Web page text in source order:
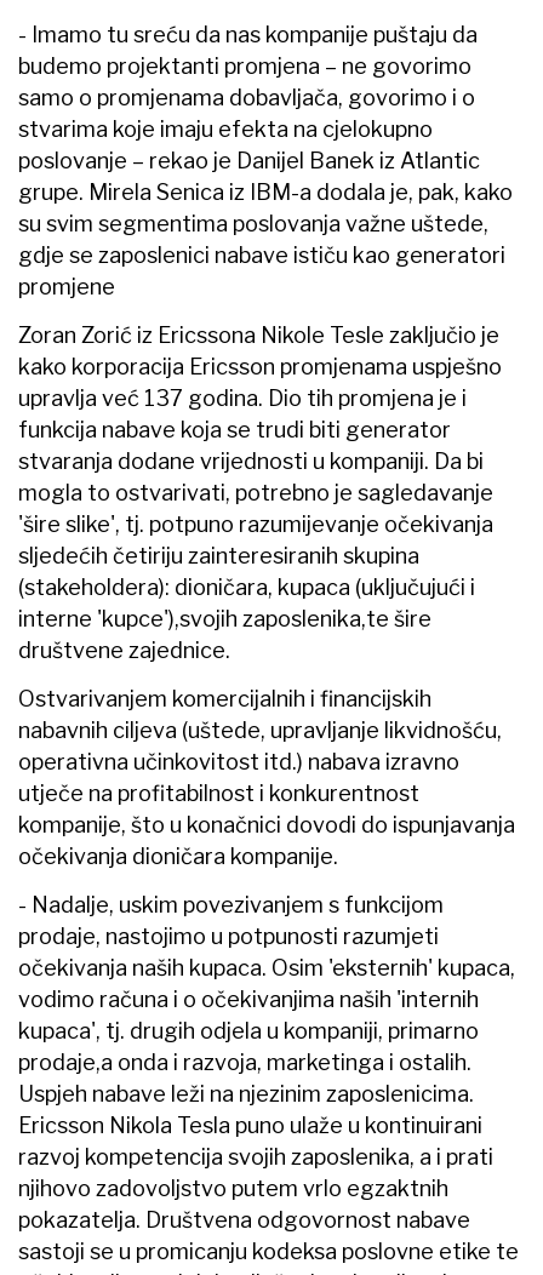
- Imamo tu sreću da nas kompanije puštaju da
budemo projektanti promjena – ne govorimo
samo o promjenama dobavljača, govorimo i o
stvarima koje imaju efekta na cjelokupno
poslovanje – rekao je Danijel Banek iz Atlantic
grupe. Mirela Senica iz IBM-a dodala je, pak, kako
su svim segmentima poslovanja važne uštede,
gdje se zaposlenici nabave ističu kao generatori
promjene
Zoran Zorić iz Ericssona Nikole Tesle zaključio je
kako korporacija Ericsson promjenama uspješno
upravlja već 137 godina. Dio tih promjena je i
funkcija nabave koja se trudi biti generator
stvaranja dodane vrijednosti u kompaniji. Da bi
mogla to ostvarivati, potrebno je sagledavanje
'šire slike', tj. potpuno razumijevanje očekivanja
sljedećih četiriju zainteresiranih skupina
(stakeholdera): dioničara, kupaca (uključujući i
interne 'kupce'),svojih zaposlenika,te šire
društvene zajednice.
Ostvarivanjem komercijalnih i financijskih
nabavnih ciljeva (uštede, upravljanje likvidnošću,
operativna učinkovitost itd.) nabava izravno
utječe na profitabilnost i konkurentnost
kompanije, što u konačnici dovodi do ispunjavanja
očekivanja dioničara kompanije.
- Nadalje, uskim povezivanjem s funkcijom
prodaje, nastojimo u potpunosti razumjeti
očekivanja naših kupaca. Osim 'eksternih' kupaca,
vodimo računa i o očekivanjima naših 'internih
kupaca', tj. drugih odjela u kompaniji, primarno
prodaje,a onda i razvoja, marketinga i ostalih.
Uspjeh nabave leži na njezinim zaposlenicima.
Ericsson Nikola Tesla puno ulaže u kontinuirani
razvoj kompetencija svojih zaposlenika, a i prati
njihovo zadovoljstvo putem vrlo egzaktnih
pokazatelja. Društvena odgovornost nabave
sastoji se u promicanju kodeksa poslovne etike te